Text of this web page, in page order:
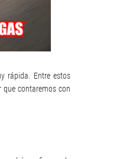
rápida. Entre estos
contaremos con